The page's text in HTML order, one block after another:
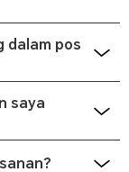
dan semak peti
dalam pos
saya
Atau